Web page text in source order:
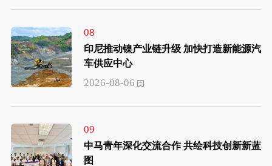
08
印尼推动镍产业链升级 加快打造新能源汽
车供应中心
2026-08-06
09
中马青年深化交流合作 共绘科技创新新蓝
图